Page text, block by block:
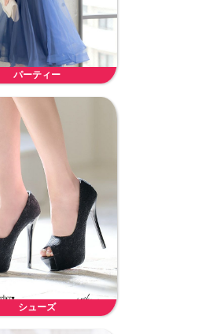
パーティー
シューズ